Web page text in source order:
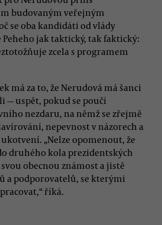
budovaným veřejným
se oba kandidáti od vlády
jak taktický, tak faktický:
zcela s programem
má za to, že Nerudová má šanci
— uspět, pokud se poučí
nezdaru, na němž se zřejmě
nepevnost v názorech a
„Nelze opomenout, že
druhého kola prezidentských
obecnou známost a jistě
a podporovatelů, se kterými
říká.